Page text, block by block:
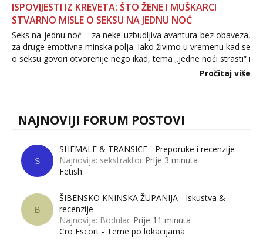
ISPOVIJESTI IZ KREVETA: ŠTO ŽENE I MUŠKARCI
STVARNO MISLE O SEKSU NA JEDNU NOĆ
Seks na jednu noć – za neke uzbudljiva avantura bez obaveza,
za druge emotivna minska polja. Iako živimo u vremenu kad se
o seksu govori otvorenije nego ikad, tema „jedne noći strasti“ i
dalje izaziva burne rasprave. Što zapravo misle žene, a što
Pročitaj više
NAJNOVIJI FORUM POSTOVI
S
SHEMALE & TRANSICE - Preporuke i recenzije
Najnovija: sekstraktor Prije 3 minuta
Fetish
B
ŠIBENSKO KNINSKA ŽUPANIJA - Iskustva &
recenzije
Najnovija: Bodulac Prije 11 minuta
Cro Escort - Teme po lokacijama